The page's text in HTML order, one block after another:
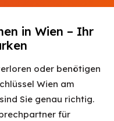
in Wien – Ihr
oder benötigen
Wien am
Sie genau richtig.
für